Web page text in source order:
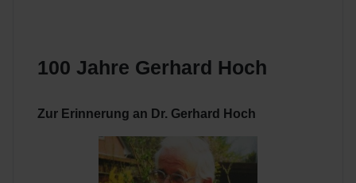
100 Jahre Gerhard Hoch
Zur Erinnerung an Dr. Gerhard Hoch